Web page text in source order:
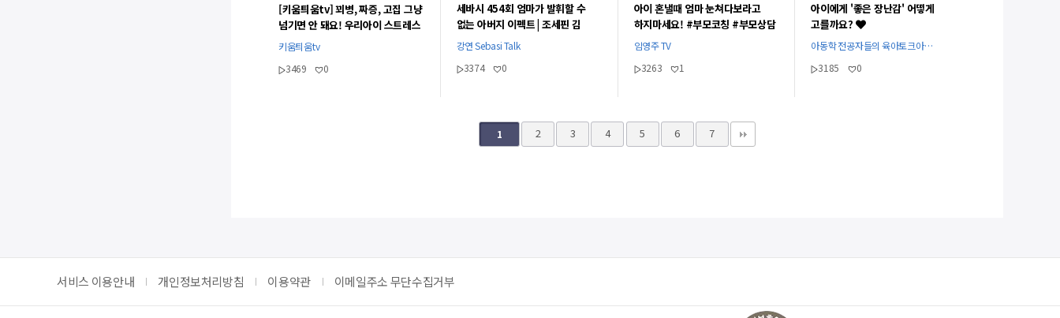
[키움틔움tv] 꾀병, 짜증, 고집 그냥
넘기면 안 돼요! 우리아이 스트레스
확인법
키움틔움tv
3469
0
세바시 454회 엄마가 발휘할 수
없는 아버지 이펙트 | 조세핀 김
하버드대 교육대학원 교수
강연 Sebasi Talk
3374
0
아이 혼낼때 엄마 눈쳐다보라고
하지마세요! #부모코칭 #부모상담
[임영주부모교육TV]
임영주 TV
3263
1
아이에게 '좋은 장난감' 어떻게
고를까요?
아동학 전공자들의 육아토크아…
3185
0
1 2 3 4 5 6 7
서비스 이용안내 개인정보처리방침 이용약관 이메일주소 무단수집거부